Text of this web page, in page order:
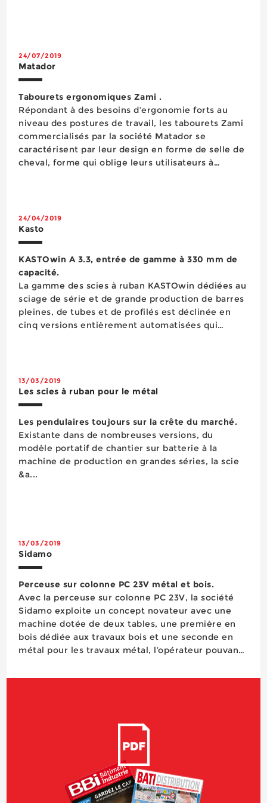
24/07/2019
Matador
Tabourets ergonomiques Zami .
Répondant à des besoins d’ergonomie forts au
niveau des postures de travail, les tabourets Zami
commercialisés par la société Matador se
caractérisent par leur design en forme de selle de
cheval, forme qui oblige leurs utilisateurs à
24/04/2019
Kasto
KASTOwin A 3.3, entrée de gamme à 330 mm de
capacité.
La gamme des scies à ruban KASTOwin dédiées au
sciage de série et de grande production de barres
pleines, de tubes et de profilés est déclinée en
cinq versions entièrement automatisées qui
13/03/2019
Les scies à ruban pour le métal
Les pendulaires toujours sur la crête du marché.
Existante dans de nombreuses versions, du
modèle portatif de chantier sur batterie à la
machine de production en grandes séries, la scie
&a...
13/03/2019
Sidamo
Perceuse sur colonne PC 23V métal et bois.
Avec la perceuse sur colonne PC 23V, la société
Sidamo exploite un concept novateur avec une
machine dotée de deux tables, une première en
bois dédiée aux travaux bois et une seconde en
métal pour les travaux métal, l’opérateur pouvant
faisant pivoter autour du mât central. El&...